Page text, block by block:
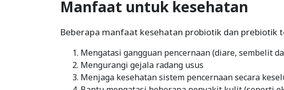
Manfaat untuk kesehatan
Beberapa manfaat kesehatan probiotik dan prebiotik
Mengatasi gangguan pencernaan (diare, sembelit
Mengurangi gejala radang usus
Menjaga kesehatan sistem pencernaan secara